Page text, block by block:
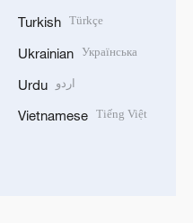
Turkish Türkçe
Ukrainian Українська
Urdu اردو
Vietnamese Tiếng Việt